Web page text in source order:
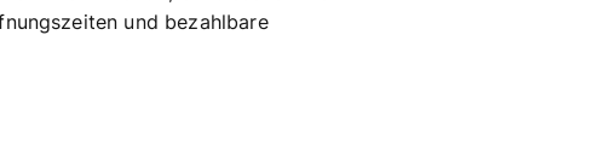
und bezahlbare